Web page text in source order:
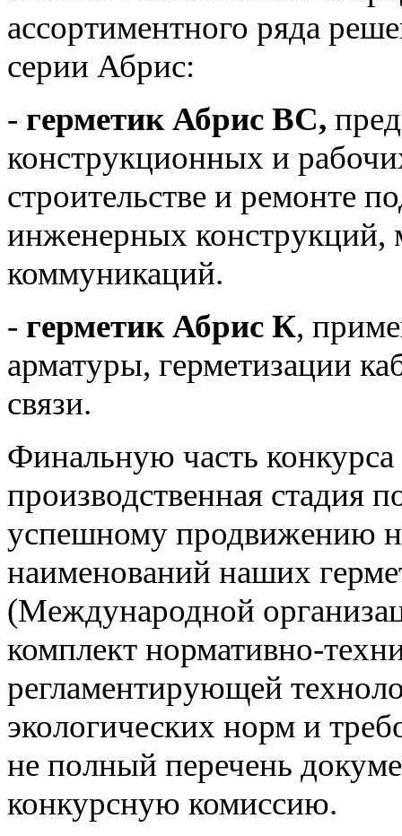
ассортиментного ряда
серии Абрис:
- герметик Абрис ВС,
конструкционных и
строительстве и ремонте
инженерных конструкций,
коммуникаций.
- герметик Абрис К,
арматуры, герметизации
связи.
Финальную часть
производственная стадия
успешному продвижению
наименований наших
(Международной
комплект нормативно-
регламентирующей
экологических норм и
не полный перечень
конкурсную комиссию.